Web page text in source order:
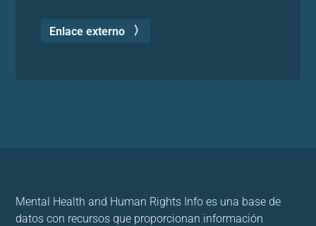
Enlace externo
Mental Health and Human Rights Info es una base de
datos con recursos que proporcionan información